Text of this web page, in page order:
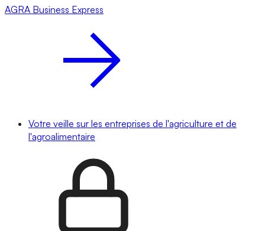
AGRA Business Express
Votre veille sur les entreprises de l'agriculture et de
l'agroalimentaire